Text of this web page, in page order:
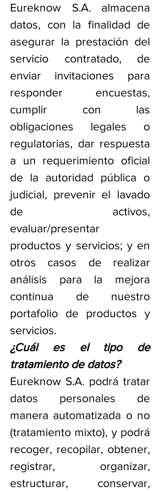
Eureknow S.A. almacena
datos, con la finalidad de
asegurar la prestación del
servicio contratado, de
enviar invitaciones para
responder encuestas,
cumplir con las
obligaciones legales o
regulatorias, dar respuesta
a un requerimiento oficial
de la autoridad pública o
judicial, prevenir el lavado
de activos,
evaluar/presentar
productos y servicios; y en
otros casos de realizar
análisis para la mejora
continua de nuestro
portafolio de productos y
servicios.
¿Cuál es el tipo de
tratamiento de datos?
Eureknow S.A. podrá tratar
datos personales de
manera automatizada o no
(tratamiento mixto), y podrá
recoger, recopilar, obtener,
registrar, organizar,
estructurar, conservar,